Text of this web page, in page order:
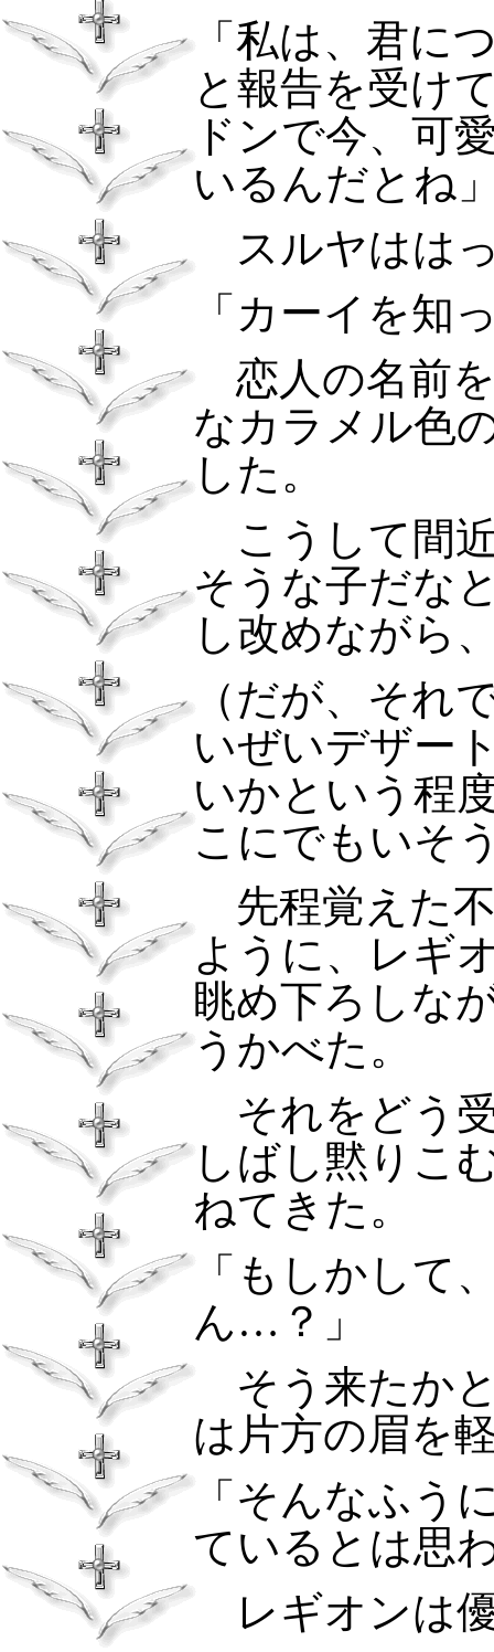
「私は、君に
と報告を受け
ドンで今、可
いるんだとね
スルヤはは
「カーイを知
恋人の名前
なカラメル色
した。
こうして間
そうな子だな
し改めながら
（だが、それ
いぜいデザー
いかという程
こにでもいそ
先程覚えた
ように、レギ
眺め下ろしな
うかべた。
それをどう
しばし黙りこ
ねてきた。
「もしかして
ん…？」
そう来たか
は片方の眉を
「そんなふ
ているとは思
レギオンは